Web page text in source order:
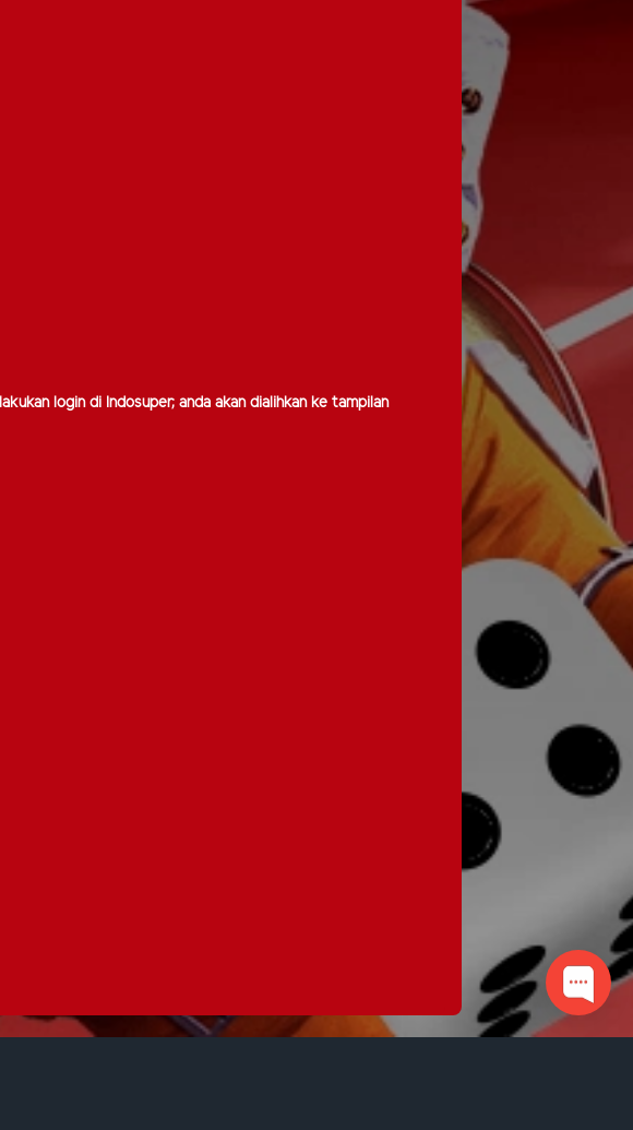
login di Indosuper, anda akan dialihkan ke tampilan